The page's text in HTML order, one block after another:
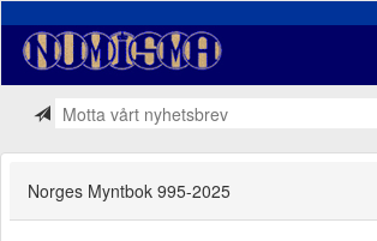
Norges Myntbok 995-2025